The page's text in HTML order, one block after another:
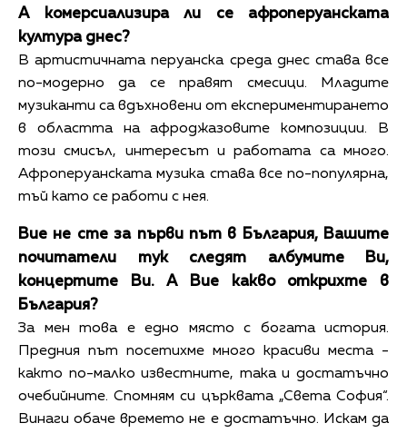
А комерсиализира ли се афроперуанската
култура днес?
В артистичната перуанска среда днес става все
по-модерно да се правят смесици. Младите
музиканти са вдъхновени от експериментирането
в областта на афроджазовите композиции. В
този смисъл, интересът и работата са много.
Афроперуанската музика става все по-популярна,
тъй като се работи с нея.
Вие не сте за първи път в България, Вашите
почитатели тук следят албумите Ви,
концертите Ви. А Вие какво открихте в
България?
За мен това е едно място с богата история.
Предния път посетихме много красиви места -
както по-малко известните, така и достатъчно
очебийните. Спомням си църквата „Света София“.
Винаги обаче времето не е достатъчно. Искам да